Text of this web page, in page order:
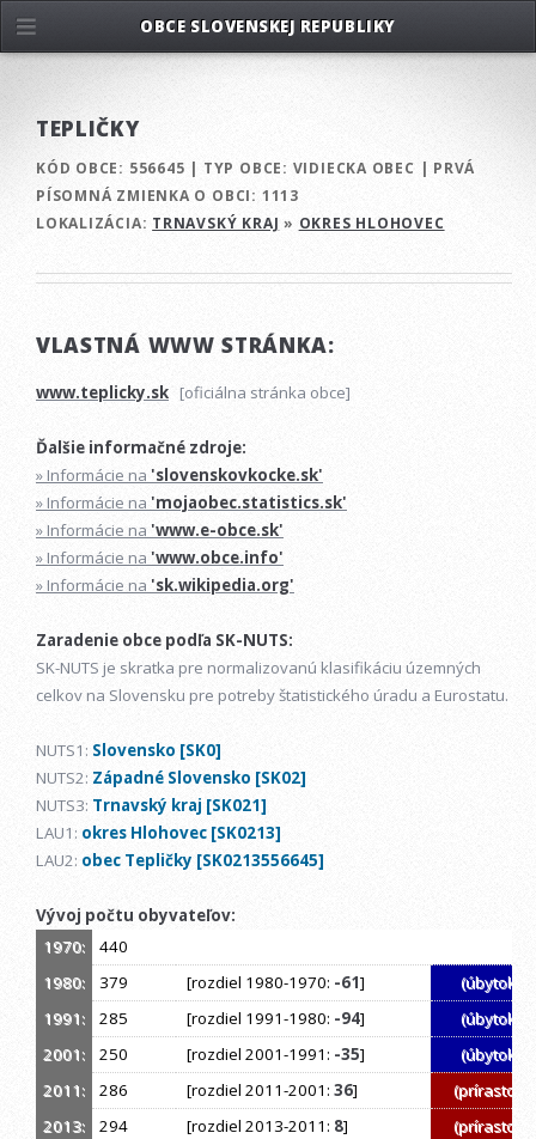
TEPLIČKY
KÓD OBCE: 556645 | TYP OBCE: VIDIECKA OBEC | PRVÁ
PÍSOMNÁ ZMIENKA O OBCI: 1113
LOKALIZÁCIA: TRNAVSKÝ KRAJ » OKRES HLOHOVEC
VLASTNÁ WWW STRÁNKA:
www.teplicky.sk [oficiálna stránka obce]
Ďalšie informačné zdroje:
» Informácie na 'slovenskovkocke.sk'
» Informácie na 'mojaobec.statistics.sk'
» Informácie na 'www.e-obce.sk'
» Informácie na 'www.obce.info'
» Informácie na 'sk.wikipedia.org'
Zaradenie obce podľa SK-NUTS:
SK-NUTS je skratka pre normalizovanú klasifikáciu územných
celkov na Slovensku pre potreby štatistického úradu a Eurostatu.
NUTS1: Slovensko [SK0]
NUTS2: Západné Slovensko [SK02]
NUTS3: Trnavský kraj [SK021]
LAU1: okres Hlohovec [SK0213]
LAU2: obec Tepličky [SK0213556645]
Vývoj počtu obyvateľov:
1970:
440
1980:
379 [rozdiel 1980-1970: -61]
(úbytok)
1991:
285 [rozdiel 1991-1980: -94]
(úbytok)
2001:
250 [rozdiel 2001-1991: -35]
(úbytok)
2011:
286 [rozdiel 2011-2001: 36]
(prírastok)
2013:
294 [rozdiel 2013-2011: 8]
(prírastok)
OBCE SLOVENSKEJ REPUBLIKY